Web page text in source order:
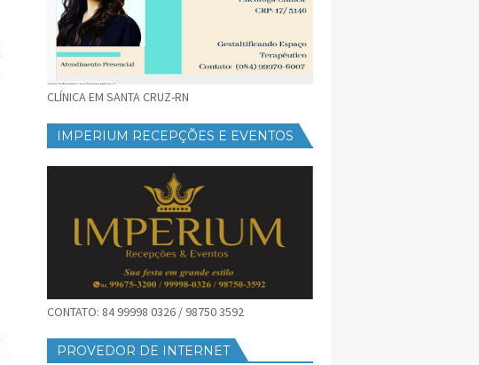
CLÍNICA EM SANTA CRUZ-RN
IMPERIUM RECEPÇÕES E EVENTOS
CONTATO: 84 99998 0326 / 98750 3592
PROVEDOR DE INTERNET